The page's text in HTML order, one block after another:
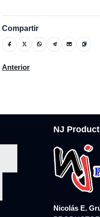
Compartir
Artículo anterior: La policía
Anterior
NJ
Nicolás E.